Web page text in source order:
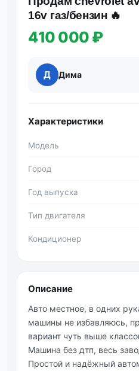
16v газ/бензин 🔥
410 000 ₽
Д Дима
Характеристики
Модель
Город
Год выпуска
Тип двигателя
Кондиционер
Описание
Авто местное, в одних
машины не избавляюсь,
вариант чуть выше
Машина без дтп, весь
Простой и надёжный